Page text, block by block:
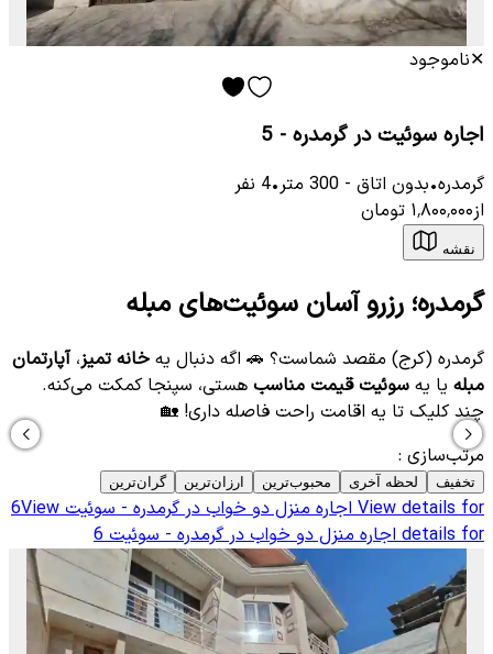
✕ناموجود
اجاره سوئیت در گرمدره - 5
گرمدره•بدون اتاق -
300 متر•
4 نفر
از۱٬۸۰۰٬۰۰۰ تومان
نقشه
گرمدره؛ رزرو آسان سوئیت‌های مبله
گرمدره (کرج) مقصد شماست؟ 🚗 اگه دنبال یه خانه تمیز،آپارتمان
مبله یا یه سوئیت قیمت مناسب هستی، سپنجا کمکت می‌کنه.
چند کلیک تا یه اقامت راحت فاصله داری! 🏡
مرتب‌سازی :
تخفیف لحظه آخری محبوب‌ترین ارزان‌ترین گران‌ترین
View details for اجاره منزل دو خواب در گرمدره - سوئیت 6View
details for اجاره منزل دو خواب در گرمدره - سوئیت 6